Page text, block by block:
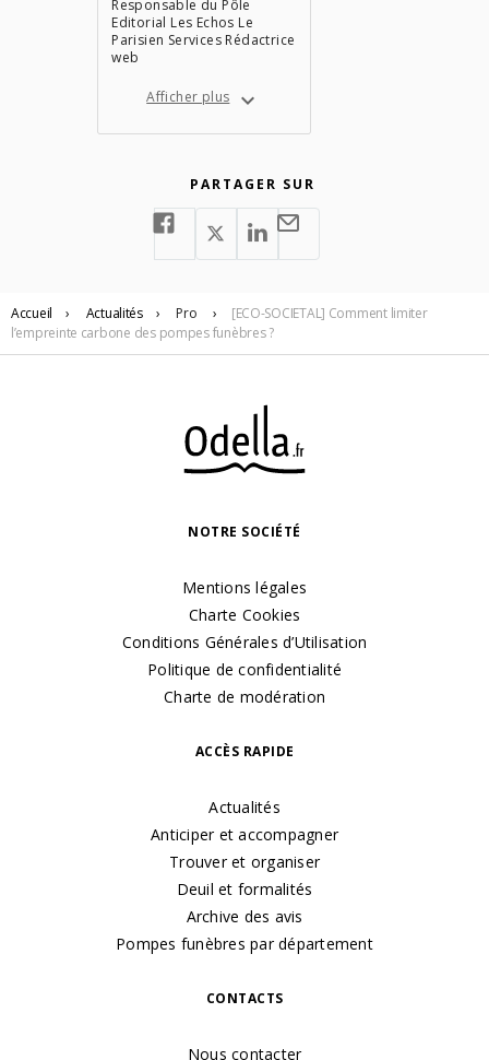
Responsable du Pôle
Editorial Les Echos Le
Parisien Services Rédactrice
web
Afficher plus
PARTAGER SUR
Accueil › Actualités › Pro ›
[ECO-SOCIETAL] Comment limiter
l’empreinte carbone des pompes funèbres ?
NOTRE SOCIÉTÉ
Mentions légales
Charte Cookies
Conditions Générales d’Utilisation
Politique de confidentialité
Charte de modération
ACCÈS RAPIDE
Actualités
Anticiper et accompagner
Trouver et organiser
Deuil et formalités
Archive des avis
Pompes funèbres par département
CONTACTS
Nous contacter